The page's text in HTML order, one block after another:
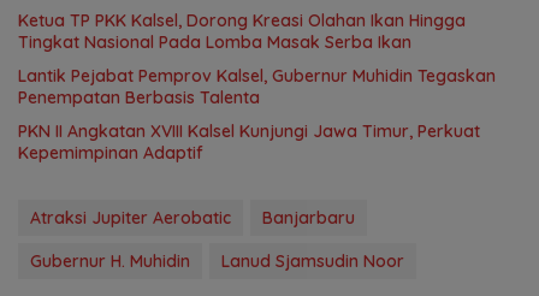
Ketua TP PKK Kalsel, Dorong Kreasi Olahan Ikan Hingga
Tingkat Nasional Pada Lomba Masak Serba Ikan
Lantik Pejabat Pemprov Kalsel, Gubernur Muhidin Tegaskan
Penempatan Berbasis Talenta
PKN II Angkatan XVIII Kalsel Kunjungi Jawa Timur, Perkuat
Kepemimpinan Adaptif
Atraksi Jupiter Aerobatic
Banjarbaru
Gubernur H. Muhidin
Lanud Sjamsudin Noor